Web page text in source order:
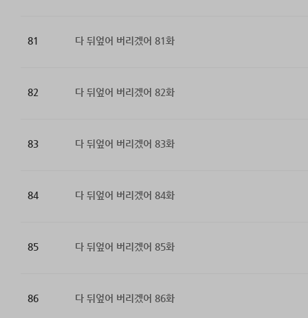
81 다 뒤엎어 버리겠어 81화
82 다 뒤엎어 버리겠어 82화
83 다 뒤엎어 버리겠어 83화
84 다 뒤엎어 버리겠어 84화
85 다 뒤엎어 버리겠어 85화
86 다 뒤엎어 버리겠어 86화